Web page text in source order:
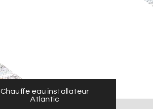
Chauffe eau installateur
Atlantic